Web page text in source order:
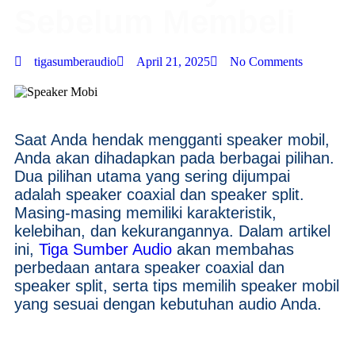
tigasumberaudio April 21, 2025 No Comments
Saat Anda hendak mengganti speaker mobil,
Anda akan dihadapkan pada berbagai pilihan.
Dua pilihan utama yang sering dijumpai
adalah speaker coaxial dan speaker split.
Masing-masing memiliki karakteristik,
kelebihan, dan kekurangannya. Dalam artikel
ini, Tiga Sumber Audio akan membahas
perbedaan antara speaker coaxial dan
speaker split, serta tips memilih speaker mobil
yang sesuai dengan kebutuhan audio Anda.